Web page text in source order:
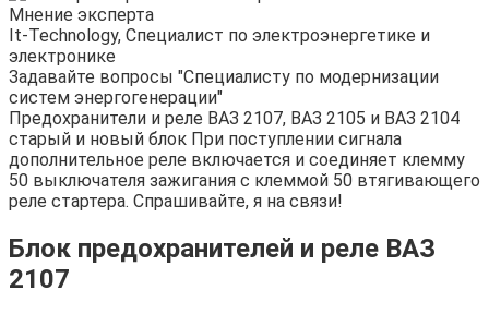
Мнение эксперта
It-Technology, Cпециалист по электроэнергетике и
электронике
Задавайте вопросы "Специалисту по модернизации
систем энергогенерации"
Предохранители и реле ВАЗ 2107, ВАЗ 2105 и ВАЗ 2104
старый и новый блок При поступлении сигнала
дополнительное реле включается и соединяет клемму
50 выключателя зажигания с клеммой 50 втягивающего
реле стартера. Спрашивайте, я на связи!
Блок предохранителей и реле ВАЗ
2107